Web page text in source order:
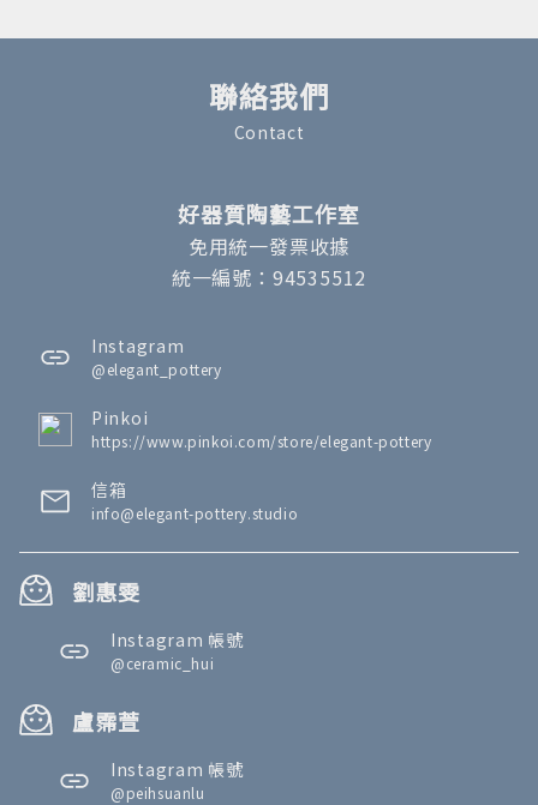
聯絡我們
Contact
好器質陶藝工作室
免用統一發票收據
統一編號：94535512
Instagram
@elegant_pottery
Pinkoi
https://www.pinkoi.com/store/elegant-pottery
信箱
info@elegant-pottery.studio
劉惠雯
Instagram 帳號
@ceramic_hui
盧霈萱
Instagram 帳號
@peihsuanlu